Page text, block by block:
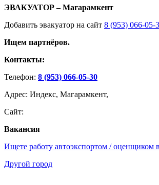
ЭВАКУАТОР – Магарамкент
Добавить эвакуатор на сайт 8 (953) 066-05-
Ищем партнёров.
Контакты:
Телефон: 8 (953) 066-05-30
Адрес: Индекс, Магарамкент,
Сайт:
Вакансия
Ищете работу автоэкспортом / оценщиком
Другой город